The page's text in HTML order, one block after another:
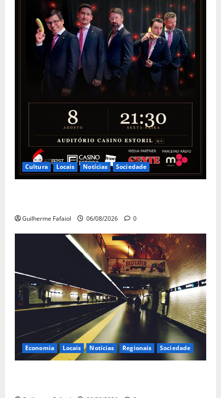
Cultura Locais Notícias Sociedade
Guilherme Fafaiol 06/08/2026 0
Economia Locais Notícias Regionais Sociedade